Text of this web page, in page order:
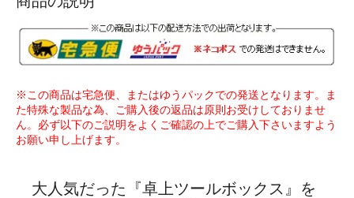
※この商品は宅急便、またはゆうパックでの発送となります。ま
た特殊な製品な為、ご購入後の返品は原則お受けしておりませ
ん。必ず以下のご説明をよくご確認の上でご購入下さいますよう
お願い申し上げます。
大人気だった『卓上ツールボックス』を